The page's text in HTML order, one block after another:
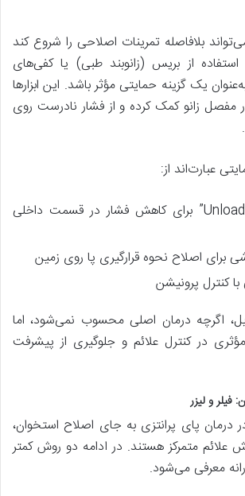
بلافاصله تمرینات اصلاحی را شروع کند
استفاده از بریس (زانوبند طبی) یا کفی‌های
یک گزینه حمایتی مؤثر باشد. این ابزارها
مفصل زانو کمک کرده و از فشار نادرست روی
عبارت‌اند از:
بریس‌های “Unloader” برای کاهش فشار در قسمت داخلی
برای اصلاح نحوه قرارگیری پا روی زمین
کنترل پرونیشن
اگرچه درمان اصلی محسوب نمی‌شود، اما
در کنترل علائم و جلوگیری از پیشرفت
فیلر و لیزر
پای پرانتزی به جای اصلاح استخوان،
علائم متمرکز هستند. در ادامه دو روش کمتر
معرفی می‌شود.